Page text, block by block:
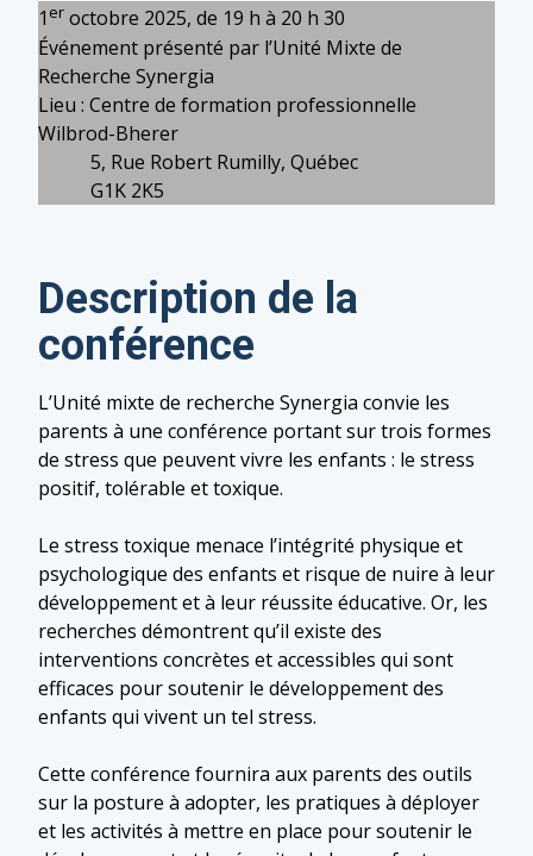
1er octobre 2025, de 19 h à 20 h 30
Événement présenté par l’Unité Mixte de
Recherche Synergia
Lieu : Centre de formation professionnelle
Wilbrod-Bherer
5, Rue Robert Rumilly, Québec
G1K 2K5
Description de la
conférence
L’Unité mixte de recherche Synergia convie les
parents à une conférence portant sur trois formes
de stress que peuvent vivre les enfants : le stress
positif, tolérable et toxique.
Le stress toxique menace l’intégrité physique et
psychologique des enfants et risque de nuire à leur
développement et à leur réussite éducative. Or, les
recherches démontrent qu’il existe des
interventions concrètes et accessibles qui sont
efficaces pour soutenir le développement des
enfants qui vivent un tel stress.
Cette conférence fournira aux parents des outils
sur la posture à adopter, les pratiques à déployer
et les activités à mettre en place pour soutenir le